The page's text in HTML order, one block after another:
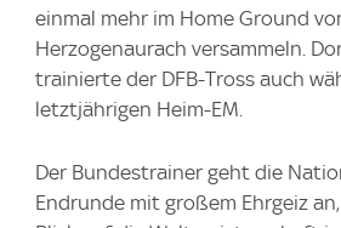
einmal mehr im Home Ground
Herzogenaurach versammeln.
trainierte der DFB-Tross auch
letztjährigen Heim-EM.
Der Bundestrainer geht die
Endrunde mit großem Ehrgeiz